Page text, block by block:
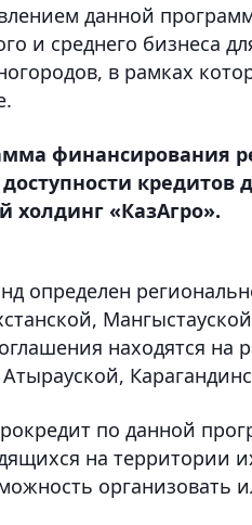
данной
и среднего бизнеса
в рамках
финансирования
кредитов
«КазАгро».
определен
находятся
по данной
на территории
организовать